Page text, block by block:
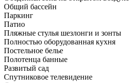
Общий бассейн
Паркинг
Патио
Пляжные стулья шезлонги и зонты
Полностью оборудованная кухня
Постельное белье
Полотенца банные
Развитый сад
Спутниковое телевидение